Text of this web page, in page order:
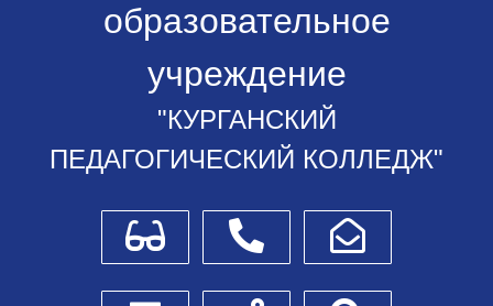
образовательное
учреждение
"КУРГАНСКИЙ
ПЕДАГОГИЧЕСКИЙ КОЛЛЕДЖ"
Для слабовидящихТелефоныНаписать обращение